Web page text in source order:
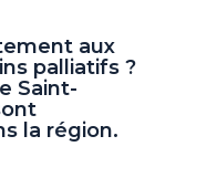
aux
palliatifs ?
Saint-
la région.